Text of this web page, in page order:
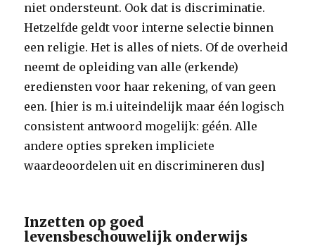
niet ondersteunt. Ook dat is discriminatie.
Hetzelfde geldt voor interne selectie binnen
een religie. Het is alles of niets. Of de overheid
neemt de opleiding van alle (erkende)
erediensten voor haar rekening, of van geen
een. [hier is m.i uiteindelijk maar één logisch
consistent antwoord mogelijk: géén. Alle
andere opties spreken impliciete
waardeoordelen uit en discrimineren dus]
Inzetten op goed
levensbeschouwelijk onderwijs